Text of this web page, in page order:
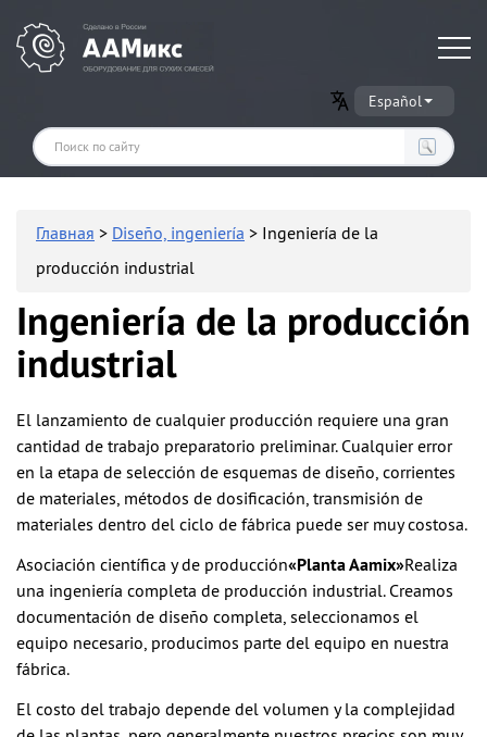
Оборудование для производства сухих строительных смесей
Español
Главная > Diseño, ingeniería > Ingeniería de la
producción industrial
Ingeniería de la producción
industrial
El lanzamiento de cualquier producción requiere una gran
cantidad de trabajo preparatorio preliminar. Cualquier error
en la etapa de selección de esquemas de diseño, corrientes
de materiales, métodos de dosificación, transmisión de
materiales dentro del ciclo de fábrica puede ser muy costosa.
Asociación científica y de producción«Planta Aamix»Realiza
una ingeniería completa de producción industrial. Creamos
documentación de diseño completa, seleccionamos el
equipo necesario, producimos parte del equipo en nuestra
fábrica.
El costo del trabajo depende del volumen y la complejidad